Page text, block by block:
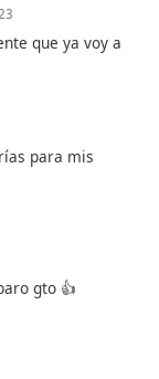
que ya voy a
para mis
gto 👍